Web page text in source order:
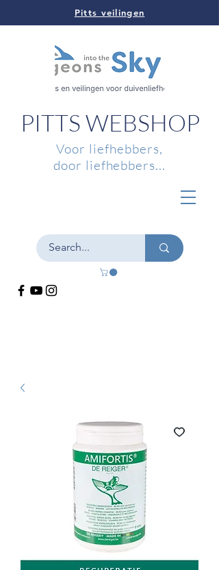
Pitts veilingen
PITTS WEBSHOP
Voor liefhebbers,
door liefhebbers...